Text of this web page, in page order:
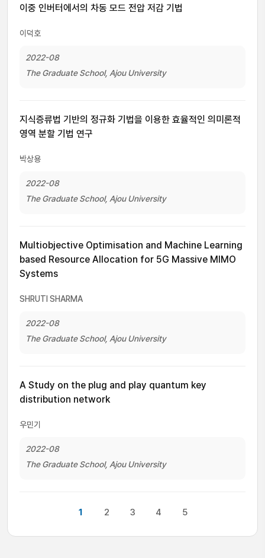
이중 인버터에서의 차동 모드 전압 저감 기법
이덕호
2022-08
The Graduate School, Ajou University
지식증류법 기반의 정규화 기법을 이용한 효율적인 의미론적
영역 분할 기법 연구
박상용
2022-08
The Graduate School, Ajou University
Multiobjective Optimisation and Machine Learning
based Resource Allocation for 5G Massive MIMO
Systems
SHRUTI SHARMA
2022-08
The Graduate School, Ajou University
A Study on the plug and play quantum key
distribution network
우민기
2022-08
The Graduate School, Ajou University
1 2 3 4 5